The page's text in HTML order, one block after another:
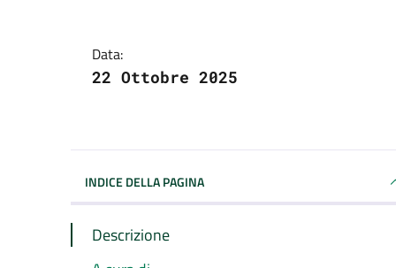
Data:
22 Ottobre 2025
INDICE DELLA PAGINA
Descrizione